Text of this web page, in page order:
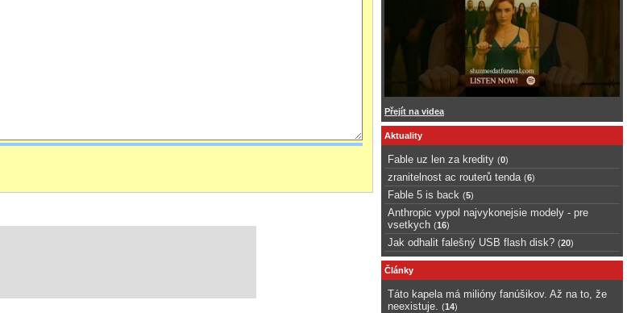
Přejít na videa
Aktuality
Fable uz len za kredity (0)
zranitelnost ac routerů tenda (6)
Fable 5 is back (5)
Anthropic vypol najvykonejsie modely - pre
vsetkych (16)
Jak odhalit falešný USB flash disk? (20)
Články
Táto kapela má milióny fanúšikov. Až na to, že
neexistuje.
(14)